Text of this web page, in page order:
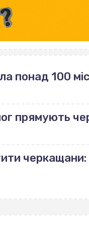
понад 100
прямують
черкащани: